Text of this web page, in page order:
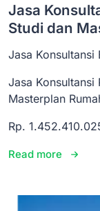
Jasa
Studi dan
Jasa Konsultansi
Jasa Konsultansi
Masterplan
Rp.
Read more